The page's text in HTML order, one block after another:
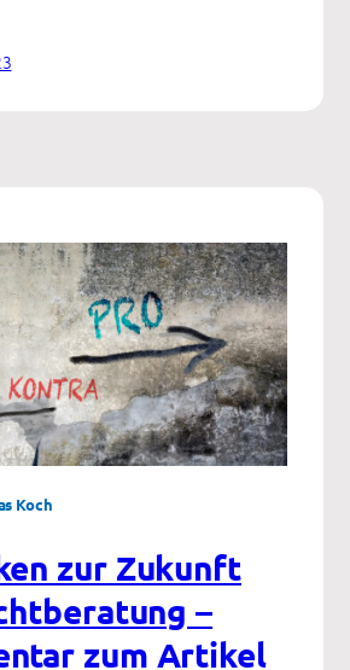
Koch
zur Zukunft
–
zum Artikel